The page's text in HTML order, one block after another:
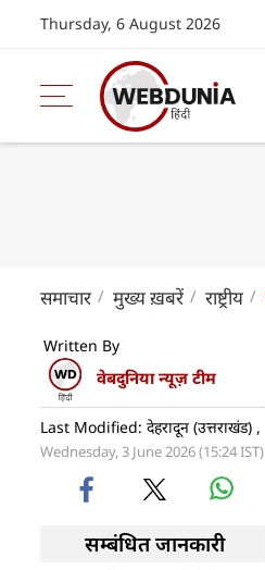
Thursday, 6 August 2026
समाचार मुख्य ख़बरें राष्ट्रीय
Written By
वेबदुनिया न्यूज़ टीम
Last Modified: देहरादून (उत्तराखंड) ,
Wednesday, 3 June 2026 (15:24 IST)
सम्बंधित जानकारी